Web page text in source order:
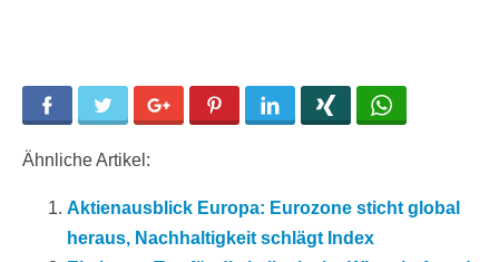
Facebook Twitter Google+ Pinterest LinkedIn
Ähnliche Artikel:
Aktienausblick Europa: Eurozone sticht global
heraus, Nachhaltigkeit schlägt Index